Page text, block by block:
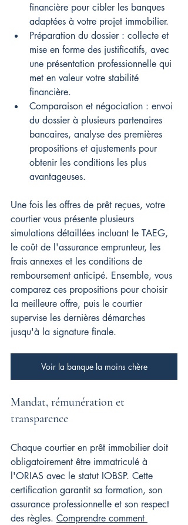
financière pour cibler les banques
adaptées à votre projet immobilier.
Préparation du dossier : collecte et
mise en forme des justificatifs, avec
une présentation professionnelle qui
met en valeur votre stabilité
financière.
Comparaison et négociation : envoi
du dossier à plusieurs partenaires
bancaires, analyse des premières
propositions et ajustements pour
obtenir les conditions les plus
avantageuses.
Une fois les offres de prêt reçues, votre
courtier vous présente plusieurs
simulations détaillées incluant le TAEG,
le coût de l'assurance emprunteur, les
frais annexes et les conditions de
remboursement anticipé. Ensemble, vous
comparez ces propositions pour choisir
la meilleure offre, puis le courtier
supervise les dernières démarches
jusqu'à la signature finale.
Voir la banque la moins chère
Mandat, rémunération et
transparence
Chaque courtier en prêt immobilier doit
obligatoirement être immatriculé à
l'ORIAS avec le statut IOBSP. Cette
certification garantit sa formation, son
assurance professionnelle et son respect
des règles. Comprendre comment